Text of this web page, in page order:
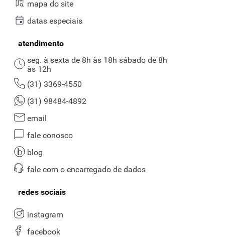
acompanhar frutas, pães, bolos e muito mais.
Pode comer doce de leite na dieta?
Como falamos anteriormente, o alimento é dono de diversos pontos
positivos. Por ser um carboidrato de rápida absorção, ele pode atuar
positivamente na reeducação alimentar. Porém, para aproveitar os
benefícios do item,é necessário consumir pequenas porções
Para quem segue dietas mais restritivas, indicamos os
light
Onde comprar doce de leite em BH?
Você mora em Belo Horizonte e está em busca de um supermercado
Supernosso é a alternativa perfeita
chocolate.
Após conhecer os detalhes dos produtos que formam a seção,
escolha o seu favorito e finalize o pedido com o cartão
mapa do site
datas especiais
atendimento
seg. à sexta de 8h às 18h sábado de 8h
às 12h
(31) 3369-4550
(31) 98484-4892
email
fale conosco
blog
fale com o encarregado de dados
redes sociais
instagram
facebook